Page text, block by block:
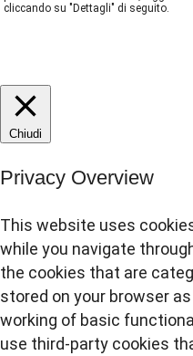
cliccando su "Dettagli" di seguito.
Chiudi
Privacy Overview
This website uses
while you navigate
the cookies that are
stored on your browser
working of basic
use third-party cookies